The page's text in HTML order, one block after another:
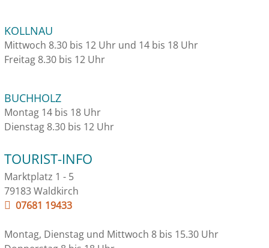
KOLLNAU
Mittwoch 8.30 bis 12 Uhr und 14 bis 18 Uhr
Freitag 8.30 bis 12 Uhr
BUCHHOLZ
Montag 14 bis 18 Uhr
Dienstag 8.30 bis 12 Uhr
TOURIST-INFO
Marktplatz 1 - 5
79183 Waldkirch
07681 19433
Montag, Dienstag und Mittwoch 8 bis 15.30 Uhr